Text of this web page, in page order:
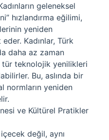
geleneksel
hızlandırma eğilimi,
yeniden
Kadınlar, Türk
daha az zaman
teknolojik yenilikleri
Bu, aslında bir
normların yeniden
ve Kültürel Pratikler
değil, aynı